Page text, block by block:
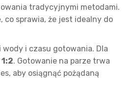
tradycyjnymi metodami.
co sprawia, że jest idealny do
i czasu gotowania. Dla
1:2. Gotowanie na parze trwa
aby osiągnąć pożądaną